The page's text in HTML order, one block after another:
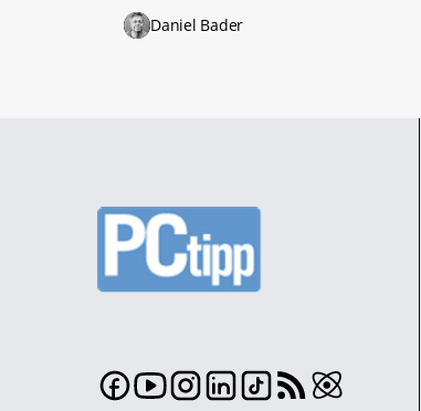
Daniel Bader